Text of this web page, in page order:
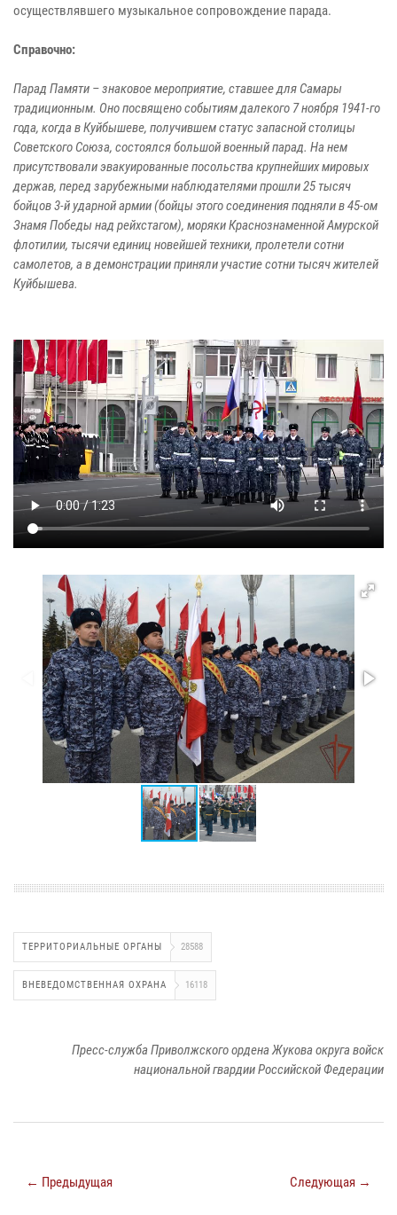
осуществлявшего музыкальное сопровождение парада.
Справочно:
Парад Памяти – знаковое мероприятие, ставшее для Самары
традиционным. Оно посвящено событиям далекого 7 ноября 1941-го
года, когда в Куйбышеве, получившем статус запасной столицы
Советского Союза, состоялся большой военный парад. На нем
присутствовали эвакуированные посольства крупнейших мировых
держав, перед зарубежными наблюдателями прошли 25 тысяч
бойцов 3-й ударной армии (бойцы этого соединения подняли в 45-ом
Знамя Победы над рейхстагом), моряки Краснознаменной Амурской
флотилии, тысячи единиц новейшей техники, пролетели сотни
самолетов, а в демонстрации приняли участие сотни тысяч жителей
Куйбышева.
ТЕРРИТОРИАЛЬНЫЕ ОРГАНЫ 28588
ВНЕВЕДОМСТВЕННАЯ ОХРАНА 16118
Пресс-служба Приволжского ордена Жукова округа войск
национальной гвардии Российской Федерации
← Предыдущая Следующая →